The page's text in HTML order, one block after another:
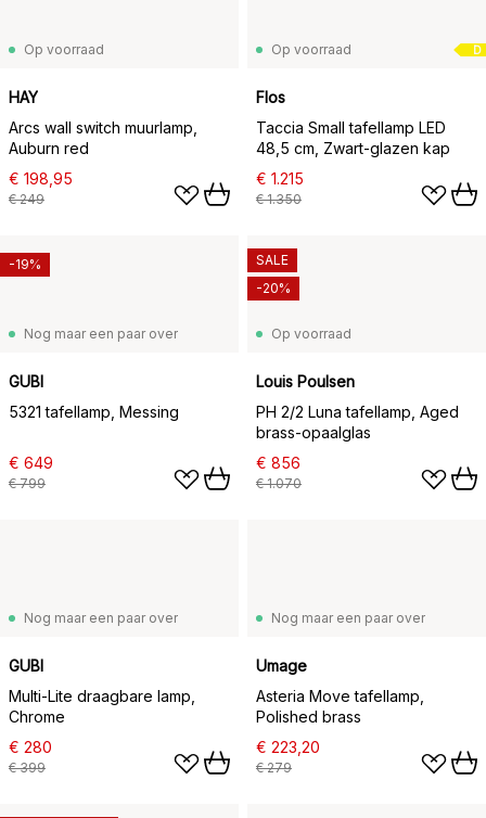
Op voorraad
HAY
Arcs wall switch muurlamp,
Auburn red
€ 198,95
€ 249
D
Op voorraad
Flos
Taccia Small tafellamp LED
48,5 cm, Zwart-glazen kap
€ 1.215
€ 1.350
Nog maar een paar over
GUBI
5321 tafellamp, Messing
€ 649
€ 799
-19%
Op voorraad
Louis Poulsen
PH 2/2 Luna tafellamp, Aged
brass-opaalglas
€ 856
€ 1.070
SALE
-20%
Nog maar een paar over
GUBI
Multi-Lite draagbare lamp,
Chrome
€ 280
€ 399
Nog maar een paar over
Umage
Asteria Move tafellamp,
Polished brass
€ 223,20
€ 279